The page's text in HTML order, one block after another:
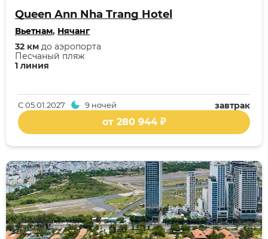
Queen Ann Nha Trang Hotel
Вьетнам, Нячанг
1 линия
Песчаный пляж
32 км до аэропорта
завтрак
С05.01.2027 9 ночей
от 280 944 ₽